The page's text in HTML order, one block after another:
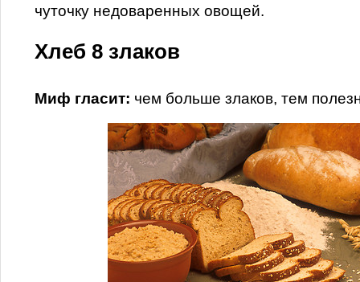
чуточку недоваренных овощей.
Хлеб 8 злаков
Миф гласит: чем больше злаков, тем